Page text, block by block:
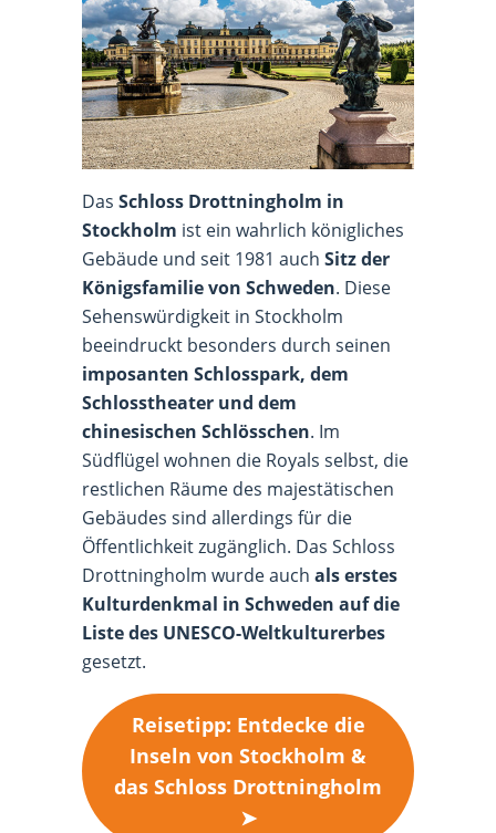
Das Schloss Drottningholm in
Stockholm ist ein wahrlich königliches
Gebäude und seit 1981 auch Sitz der
Königsfamilie von Schweden. Diese
Sehenswürdigkeit in Stockholm
beeindruckt besonders durch seinen
imposanten Schlosspark, dem
Schlosstheater und dem
chinesischen Schlösschen. Im
Südflügel wohnen die Royals selbst, die
restlichen Räume des majestätischen
Gebäudes sind allerdings für die
Öffentlichkeit zugänglich. Das Schloss
Drottningholm wurde auch als erstes
Kulturdenkmal in Schweden auf die
Liste des UNESCO-Weltkulturerbes
gesetzt.
Reisetipp: Entdecke die
Inseln von Stockholm &
das Schloss Drottningholm
➤